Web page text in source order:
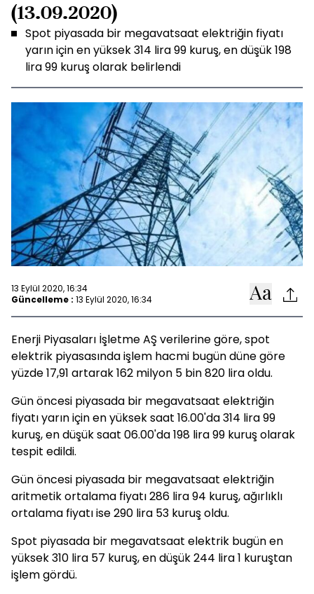
(13.09.2020)
Spot piyasada bir megavatsaat elektriğin fiyatı
yarın için en yüksek 314 lira 99 kuruş, en düşük 198
lira 99 kuruş olarak belirlendi
13 Eylül 2020, 16:34
Güncelleme : 13 Eylül 2020, 16:34
Enerji Piyasaları İşletme AŞ verilerine göre, spot
elektrik piyasasında işlem hacmi bugün düne göre
yüzde 17,91 artarak 162 milyon 5 bin 820 lira oldu.
Gün öncesi piyasada bir megavatsaat elektriğin
fiyatı yarın için en yüksek saat 16.00'da 314 lira 99
kuruş, en düşük saat 06.00'da 198 lira 99 kuruş olarak
tespit edildi.
Gün öncesi piyasada bir megavatsaat elektriğin
aritmetik ortalama fiyatı 286 lira 94 kuruş, ağırlıklı
ortalama fiyatı ise 290 lira 53 kuruş oldu.
Spot piyasada bir megavatsaat elektrik bugün en
yüksek 310 lira 57 kuruş, en düşük 244 lira 1 kuruştan
işlem gördü.